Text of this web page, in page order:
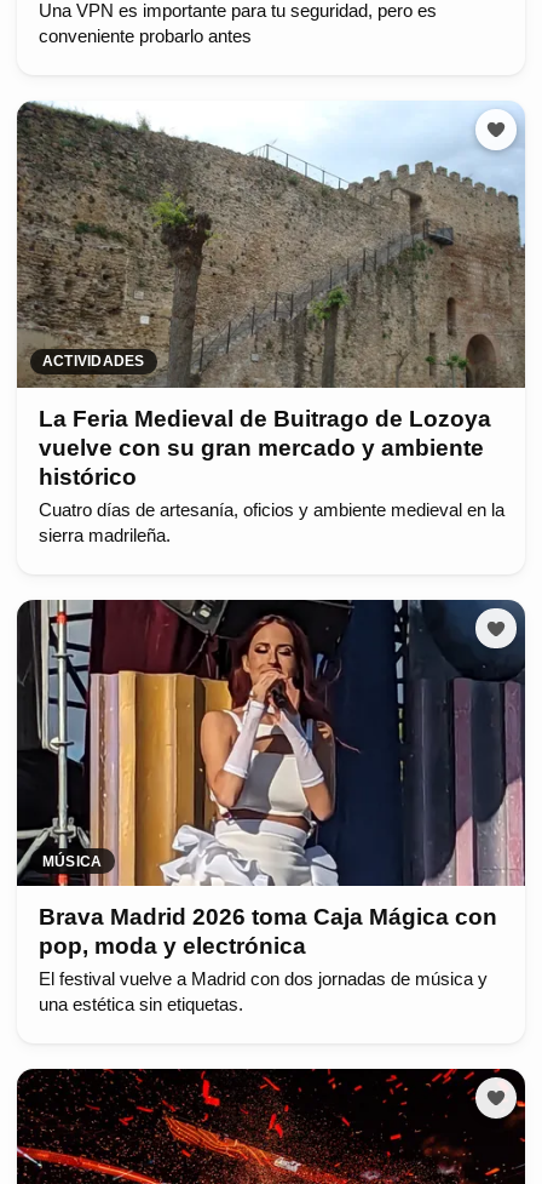
Una VPN es importante para tu seguridad, pero es
conveniente probarlo antes
ACTIVIDADES
La Feria Medieval de Buitrago de Lozoya
vuelve con su gran mercado y ambiente
histórico
Cuatro días de artesanía, oficios y ambiente medieval en la
sierra madrileña.
MÚSICA
Brava Madrid 2026 toma Caja Mágica con
pop, moda y electrónica
El festival vuelve a Madrid con dos jornadas de música y
una estética sin etiquetas.